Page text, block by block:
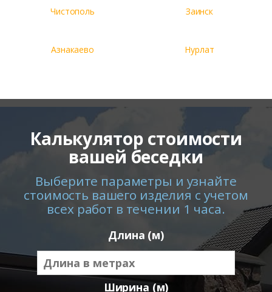
Чистополь Заинск
Азнакаево Нурлат
Калькулятор стоимости
вашей беседки
Выберите параметры и узнайте
стоимость вашего изделия с учетом
всех работ в течении 1 часа.
Длина (м)
Ширина (м)